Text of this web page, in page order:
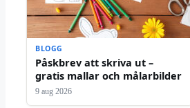
BLOGG
Påskbrev att skriva ut –
gratis mallar och målarbilder
9 aug 2026